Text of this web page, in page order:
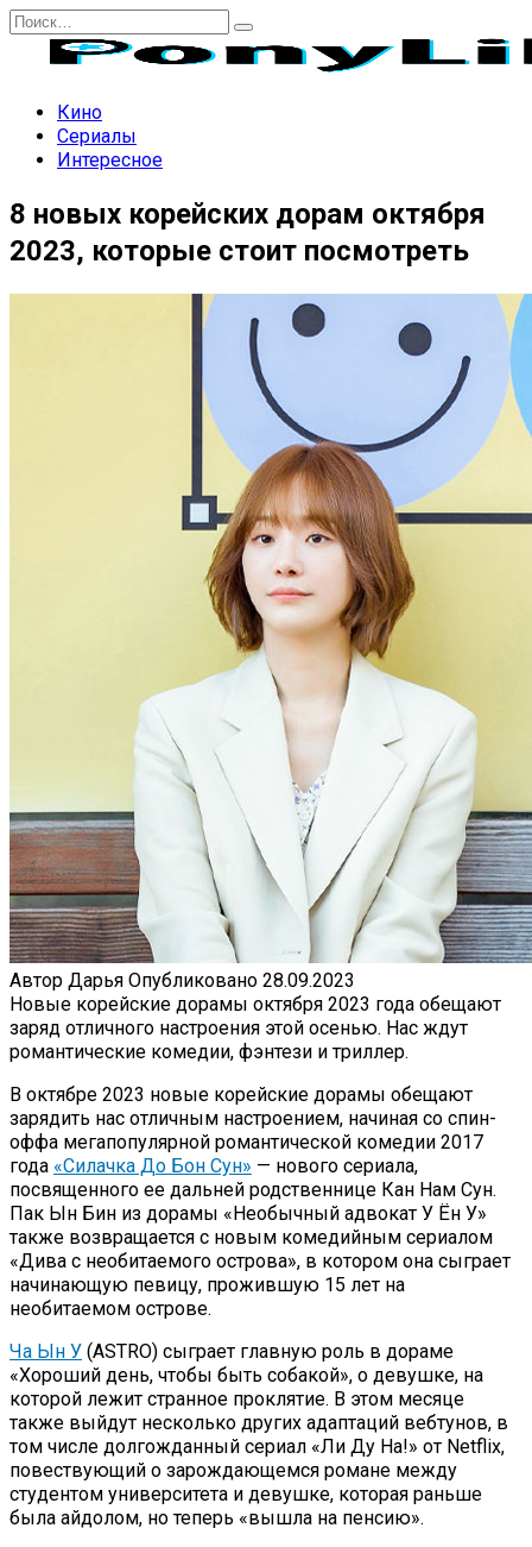
Перейти
содержанию
Search
Кино
Сериалы
Интересное
8 новых корейских дорам октября
2023, которые стоит посмотреть
Автор Дарья Опубликовано 28.09.2023
Новые корейские дорамы октября 2023 года обещают
заряд отличного настроения этой осенью. Нас ждут
романтические комедии, фэнтези и триллер.
В октябре 2023 новые корейские дорамы обещают
зарядить нас отличным настроением, начиная со спин-
оффа мегапопулярной романтической комедии 2017
года «Силачка До Бон Сун» — нового сериала,
посвященного ее дальней родственнице Кан Нам Сун.
Пак Ын Бин из дорамы «Необычный адвокат У Ён У»
также возвращается с новым комедийным сериалом
«Дива с необитаемого острова», в котором она сыграет
начинающую певицу, прожившую 15 лет на
необитаемом острове.
Ча Ын У (ASTRO) сыграет главную роль в дораме
«Хороший день, чтобы быть собакой», о девушке, на
которой лежит странное проклятие. В этом месяце
также выйдут несколько других адаптаций вебтунов, в
том числе долгожданный сериал «Ли Ду На!» от Netflix,
повествующий о зарождающемся романе между
студентом университета и девушке, которая раньше
была айдолом, но теперь «вышла на пенсию».